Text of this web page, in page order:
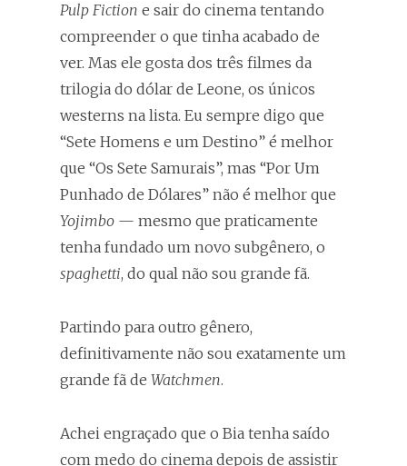
Pulp Fiction e sair do cinema tentando
compreender o que tinha acabado de
ver. Mas ele gosta dos três filmes da
trilogia do dólar de Leone, os únicos
westerns na lista. Eu sempre digo que
“Sete Homens e um Destino” é melhor
que “Os Sete Samurais”, mas “Por Um
Punhado de Dólares” não é melhor que
Yojimbo — mesmo que praticamente
tenha fundado um novo subgênero, o
spaghetti, do qual não sou grande fã.
Partindo para outro gênero,
definitivamente não sou exatamente um
grande fã de Watchmen.
Achei engraçado que o Bia tenha saído
com medo do cinema depois de assistir